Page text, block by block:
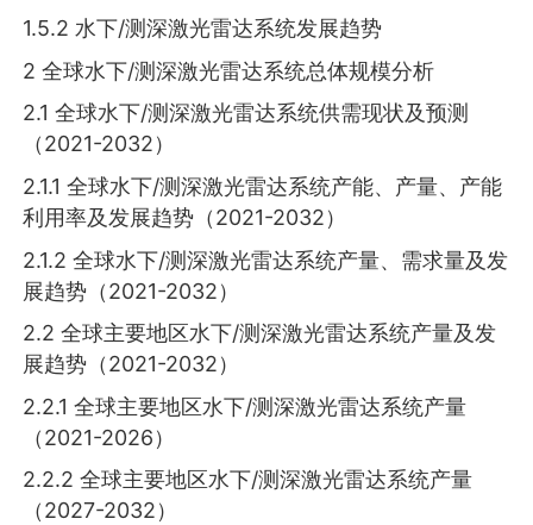
1.5.2 水下/测深激光雷达系统发展趋势
2 全球水下/测深激光雷达系统总体规模分析
2.1 全球水下/测深激光雷达系统供需现状及预测
（2021-2032）
2.1.1 全球水下/测深激光雷达系统产能、产量、产能
利用率及发展趋势（2021-2032）
2.1.2 全球水下/测深激光雷达系统产量、需求量及发
展趋势（2021-2032）
2.2 全球主要地区水下/测深激光雷达系统产量及发
展趋势（2021-2032）
2.2.1 全球主要地区水下/测深激光雷达系统产量
（2021-2026）
2.2.2 全球主要地区水下/测深激光雷达系统产量
（2027-2032）